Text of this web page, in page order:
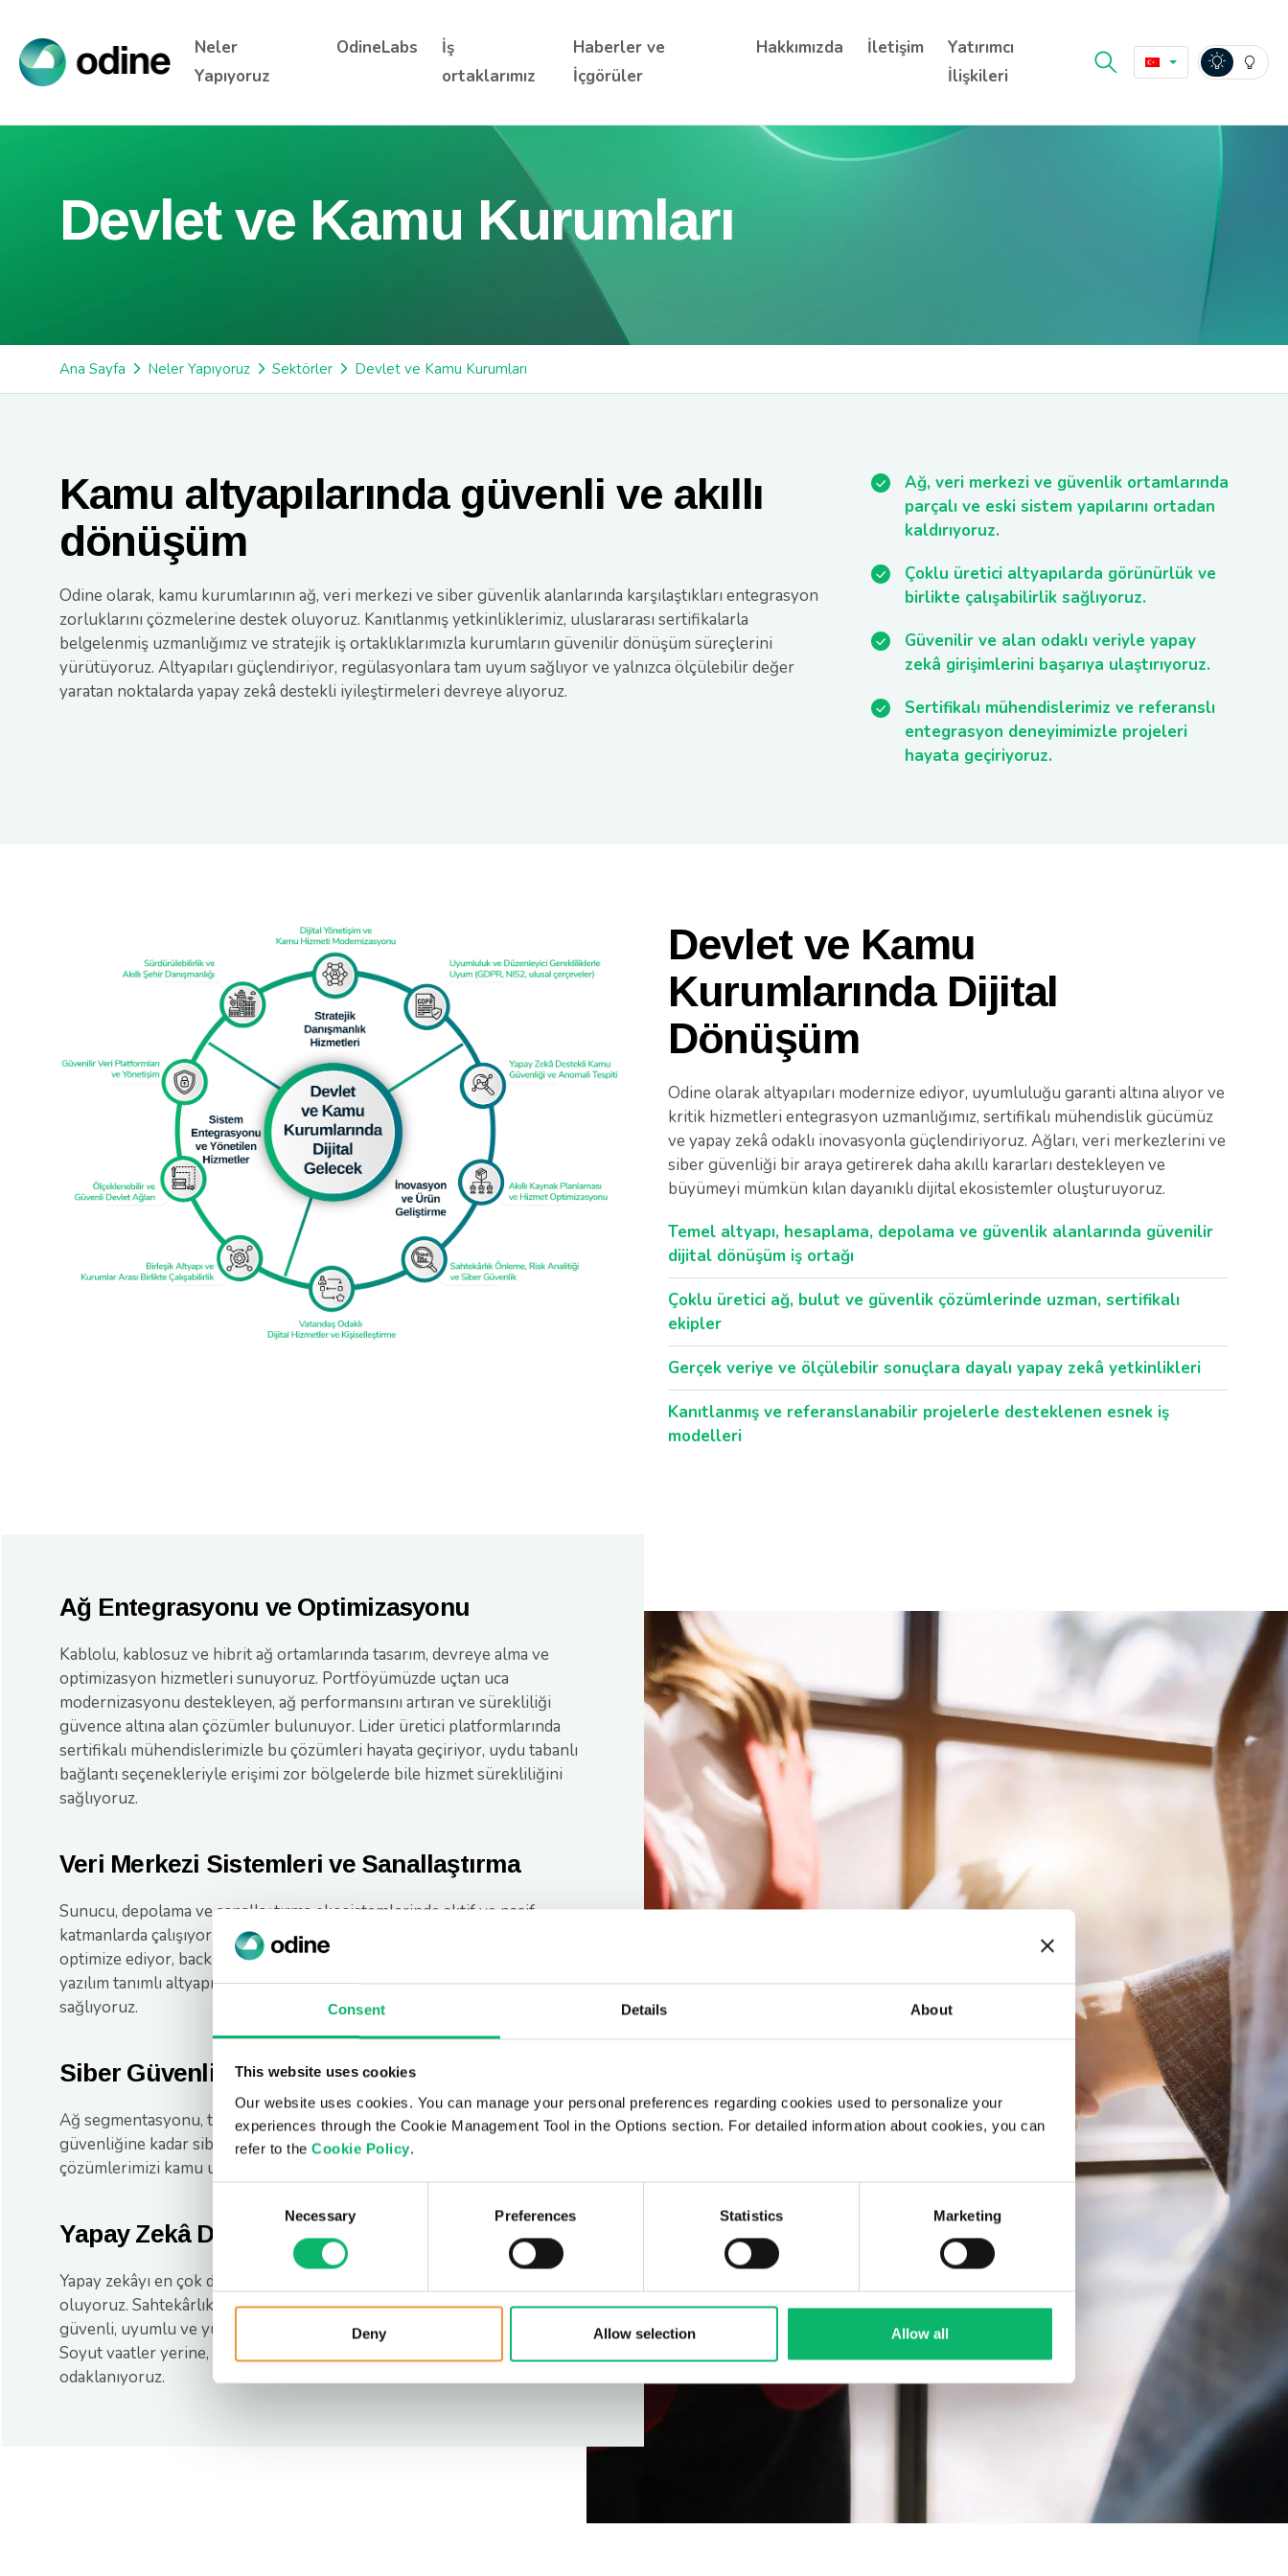
Consent Details About
This website uses cookies
Our website uses cookies. You can manage your personal preferences regarding cookies used to personalize your
experiences through the Cookie Management Tool in the Options section. For detailed information about cookies, you can
refer to the Cookie Policy.
Necessary Preferences Statistics Marketing
Deny Allow selection Allow all
Neler
Yapıyoruz
OdineLabs
İş
ortaklarımız
Haberler ve
İçgörüler
Hakkımızda İletişim
Yatırımcı
İlişkileri
Devlet ve Kamu Kurumları
Ana Sayfa Neler Yapıyoruz Sektörler Devlet ve Kamu Kurumları
Kamu altyapılarında güvenli ve akıllı
dönüşüm
Odine olarak, kamu kurumlarının ağ, veri merkezi ve siber güvenlik alanlarında karşılaştıkları entegrasyon
zorluklarını çözmelerine destek oluyoruz. Kanıtlanmış yetkinliklerimiz, uluslararası sertifikalarla
belgelenmiş uzmanlığımız ve stratejik iş ortaklıklarımızla kurumların güvenilir dönüşüm süreçlerini
yürütüyoruz. Altyapıları güçlendiriyor, regülasyonlara tam uyum sağlıyor ve yalnızca ölçülebilir değer
yaratan noktalarda yapay zekâ destekli iyileştirmeleri devreye alıyoruz.
Ağ, veri merkezi ve güvenlik ortamlarında
parçalı ve eski sistem yapılarını ortadan
kaldırıyoruz.
Çoklu üretici altyapılarda görünürlük ve
birlikte çalışabilirlik sağlıyoruz.
Güvenilir ve alan odaklı veriyle yapay
zekâ girişimlerini başarıya ulaştırıyoruz.
Sertifikalı mühendislerimiz ve referanslı
entegrasyon deneyimimizle projeleri
hayata geçiriyoruz.
Devlet ve Kamu
Kurumlarında Dijital
Dönüşüm
Odine olarak altyapıları modernize ediyor, uyumluluğu garanti altına alıyor ve
kritik hizmetleri entegrasyon uzmanlığımız, sertifikalı mühendislik gücümüz
ve yapay zekâ odaklı inovasyonla güçlendiriyoruz. Ağları, veri merkezlerini ve
siber güvenliği bir araya getirerek daha akıllı kararları destekleyen ve
büyümeyi mümkün kılan dayanıklı dijital ekosistemler oluşturuyoruz.
Temel altyapı, hesaplama, depolama ve güvenlik alanlarında güvenilir
dijital dönüşüm iş ortağı
Çoklu üretici ağ, bulut ve güvenlik çözümlerinde uzman, sertifikalı
ekipler
Gerçek veriye ve ölçülebilir sonuçlara dayalı yapay zekâ yetkinlikleri
Kanıtlanmış ve referanslanabilir projelerle desteklenen esnek iş
modelleri
Ağ Entegrasyonu ve Optimizasyonu
Kablolu, kablosuz ve hibrit ağ ortamlarında tasarım, devreye alma ve
optimizasyon hizmetleri sunuyoruz. Portföyümüzde uçtan uca
modernizasyonu destekleyen, ağ performansını artıran ve sürekliliği
güvence altına alan çözümler bulunuyor. Lider üretici platformlarında
sertifikalı mühendislerimizle bu çözümleri hayata geçiriyor, uydu tabanlı
bağlantı seçenekleriyle erişimi zor bölgelerde bile hizmet sürekliliğini
sağlıyoruz.
Veri Merkezi Sistemleri ve Sanallaştırma
Sunucu, depolama ve sanallaştırma ekosistemlerinde aktif ve pasif
katmanlarda çalışıyoruz. Çoklu üretici ortamlarını entegre ediyor ve
optimize ediyor, backbone veri taşımadan ileri seviye sanallaştırmaya ve
yazılım tanımlı altyapılara kadar yüksek performans ve güvenilirlik
sağlıyoruz.
Siber Güvenlik ve Mevzuata Uyum
Ağ segmentasyonu, tehdit önleme ve olay müdahalesinden, ağ ve veri
güvenliğine kadar siber dayanıklı mimariler tasarlıyoruz. Tüm
çözümlerimizi kamu uyumluluk standartlarıyla hayata geçiriyoruz.
Yapay Zekâ Destekli Kullanım Senaryoları
Yapay zekâyı en çok değer yaratan alanlarda uygulamaya yardımcı
oluyoruz. Sahtekârlık tespiti, anomali izleme ve hizmet optimizasyonunu
güvenli, uyumlu ve yüksek kaliteli veri setleriyle gerçekleştiriyoruz.
Soyut vaatler yerine, uygulanabilir ve senaryoya dayalı somut çıktılara
odaklanıyoruz.